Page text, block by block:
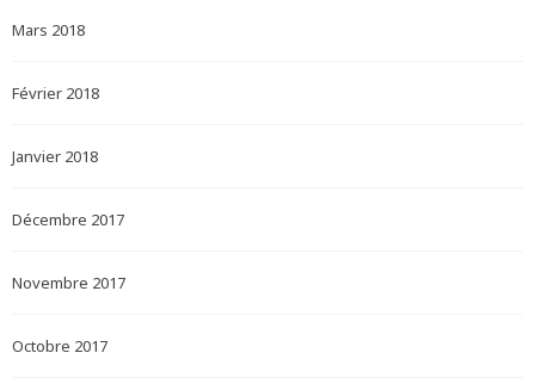
Mars 2018
Février 2018
Janvier 2018
Décembre 2017
Novembre 2017
Octobre 2017